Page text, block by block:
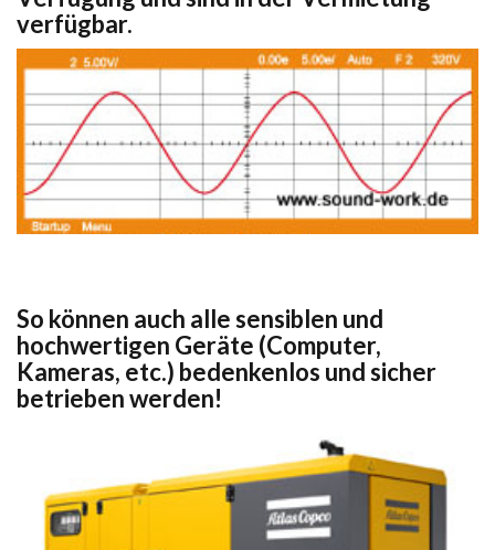
verfügbar.
So können auch alle sensiblen und
hochwertigen Geräte (Computer,
Kameras, etc.) bedenkenlos und sicher
betrieben werden!